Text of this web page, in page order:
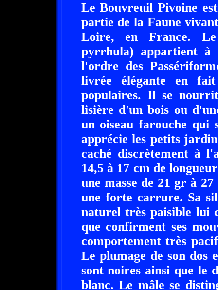
Le Bouvreuil Pivoine
partie de la Faune
Loire, en France.
pyrrhula) appartient
l'ordre des
livrée élégante en
populaires. Il se
lisière d'un bois ou
un oiseau farouche qui
apprécie les petits
caché discrètement à
14,5 à 17 cm de
une masse de 21 gr à
une forte carrure. Sa
naturel très paisible lui
que confirment ses
comportement très
Le plumage de son dos
sont noires ainsi que le
blanc. Le mâle se